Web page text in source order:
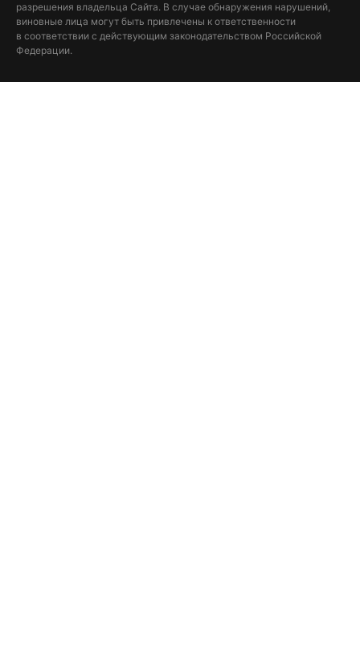
разрешения владельца Сайта. В случае обнаружения нарушений,
виновные лица могут быть привлечены к ответственности
в соответствии с действующим законодательством Российской
Федерации.